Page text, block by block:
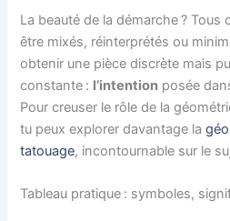
La beauté de la démarche ?
être mixés, réinterprétés ou
obtenir une pièce discrète mais
constante : l’intention posée
Pour creuser le rôle de la
tu peux explorer davantage la
tatouage, incontournable sur le
Tableau pratique : symboles,